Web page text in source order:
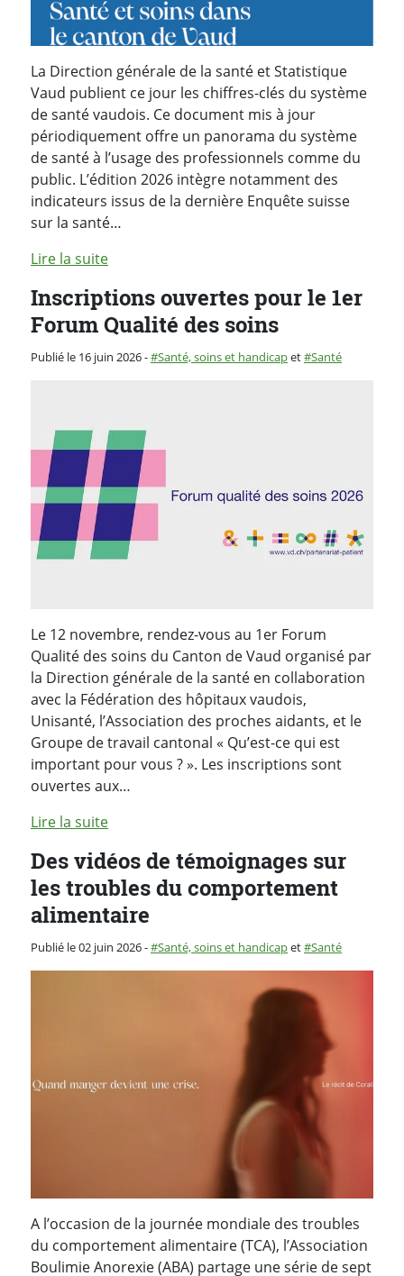
La Direction générale de la santé et Statistique
Vaud publient ce jour les chiffres-clés du système
de santé vaudois. Ce document mis à jour
périodiquement offre un panorama du système
de santé à l’usage des professionnels comme du
public. L’édition 2026 intègre notamment des
indicateurs issus de la dernière Enquête suisse
sur la santé…
Lire la suite
Inscriptions ouvertes pour le 1er
Forum Qualité des soins
Publié le 16 juin 2026-Catégorie :
Santé, soins et handicapet Santé
Le 12 novembre, rendez-vous au 1er Forum
Qualité des soins du Canton de Vaud organisé par
la Direction générale de la santé en collaboration
avec la Fédération des hôpitaux vaudois,
Unisanté, l’Association des proches aidants, et le
Groupe de travail cantonal « Qu’est-ce qui est
important pour vous ? ». Les inscriptions sont
ouvertes aux…
Lire la suite
Des vidéos de témoignages sur
les troubles du comportement
alimentaire
Publié le 02 juin 2026-Catégorie :
Santé, soins et handicapet Santé
A l’occasion de la journée mondiale des troubles
du comportement alimentaire (TCA), l’Association
Boulimie Anorexie (ABA) partage une série de sept